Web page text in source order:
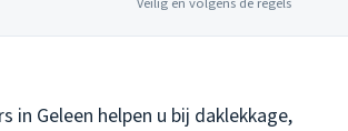
in Geleen helpen u bij daklekkage,